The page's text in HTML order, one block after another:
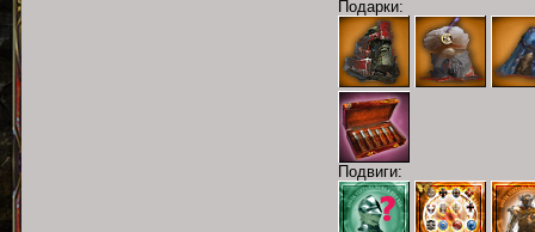
Подарки:
Подвиги: